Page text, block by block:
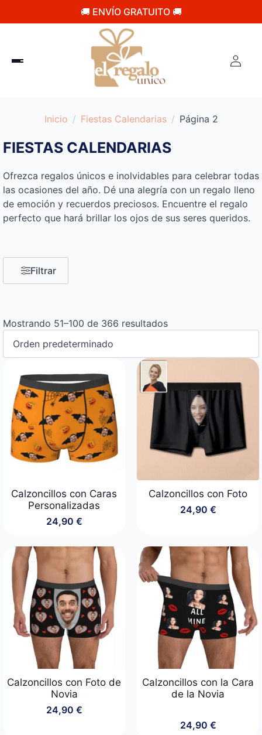
🚚 ENVÍO GRATUITO 🚚
Inicio Fiestas Calendarias Página 2
FIESTAS CALENDARIAS
Ofrezca regalos únicos e inolvidables para celebrar todas
las ocasiones del año. Dé una alegría con un regalo lleno
de emoción y recuerdos preciosos. Encuentre el regalo
perfecto que hará brillar los ojos de sus seres queridos.
Filtrar
Mostrando 51–100 de 366 resultados
Calzoncillos con Caras
Personalizadas
24,90 €
Calzoncillos con Foto
24,90 €
Calzoncillos con Foto de
Novia
24,90 €
Calzoncillos con la Cara
de la Novia
24,90 €